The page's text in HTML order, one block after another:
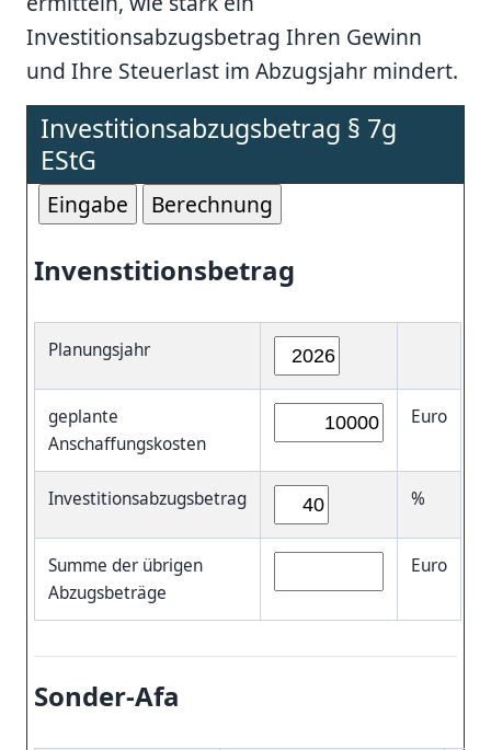
Investitionsabzugsbetrag Ihren Gewinn
und Ihre Steuerlast im Abzugsjahr mindert.
Investitionsabzugsbetrag § 7g
EStG
Invenstitionsbetrag
Planungsjahr
geplante
Anschaffungskosten
Euro
Investitionsabzugsbetrag %
Summe der übrigen
Abzugsbeträge
Euro
Sonder-Afa